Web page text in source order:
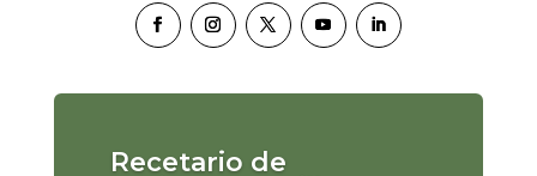
Recetario de